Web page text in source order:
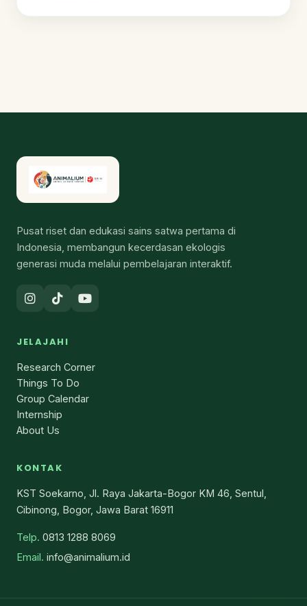
Pusat riset dan edukasi sains satwa pertama di
Indonesia, membangun kecerdasan ekologis
generasi muda melalui pembelajaran interaktif.
JELAJAHI
Research Corner
Things To Do
Group Calendar
Internship
About Us
KONTAK
KST Soekarno, Jl. Raya Jakarta-Bogor KM 46, Sentul,
Cibinong, Bogor, Jawa Barat 16911
Telp. 0813 1288 8069
Email. info@animalium.id